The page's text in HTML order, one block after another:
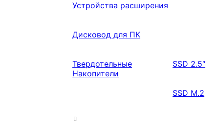
Устройства расширения
Дисковод для ПК
Твердотельные
Накопители
SSD 2.5″
SSD M.2